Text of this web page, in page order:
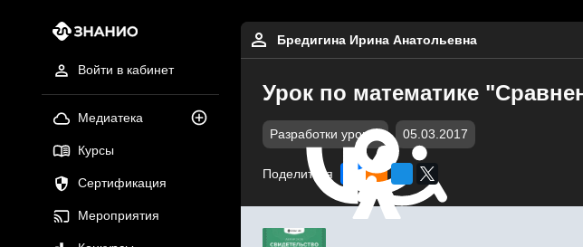
Войти в кабинет
Медиатека
Курсы
Сертификация
Мероприятия
Бредигина Ирина Анатольевна
Урок по математике
Разработки уроков 05.03.2017
Поделиться